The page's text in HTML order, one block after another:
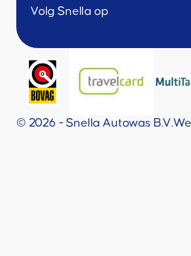
Volg Snella op
© 2026 - Snella Autowas B.V.